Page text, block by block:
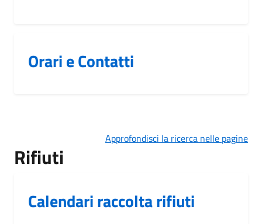
Orari e Contatti
Approfondisci la ricerca nelle pagine
Rifiuti
Calendari raccolta rifiuti